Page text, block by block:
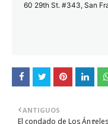
60 29th St. #343, San
ANTIGUOS
El condado de Los Ángeles